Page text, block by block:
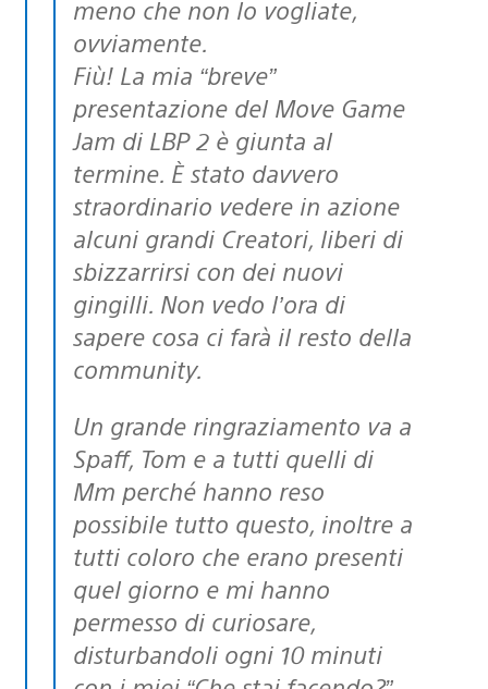
meno che non lo vogliate,
ovviamente.
Fiù! La mia “breve”
presentazione del Move Game
Jam di LBP 2 è giunta al
termine. È stato davvero
straordinario vedere in azione
alcuni grandi Creatori, liberi di
sbizzarrirsi con dei nuovi
gingilli. Non vedo l’ora di
sapere cosa ci farà il resto della
community.
Un grande ringraziamento va a
Spaff, Tom e a tutti quelli di
Mm perché hanno reso
possibile tutto questo, inoltre a
tutti coloro che erano presenti
quel giorno e mi hanno
permesso di curiosare,
disturbandoli ogni 10 minuti